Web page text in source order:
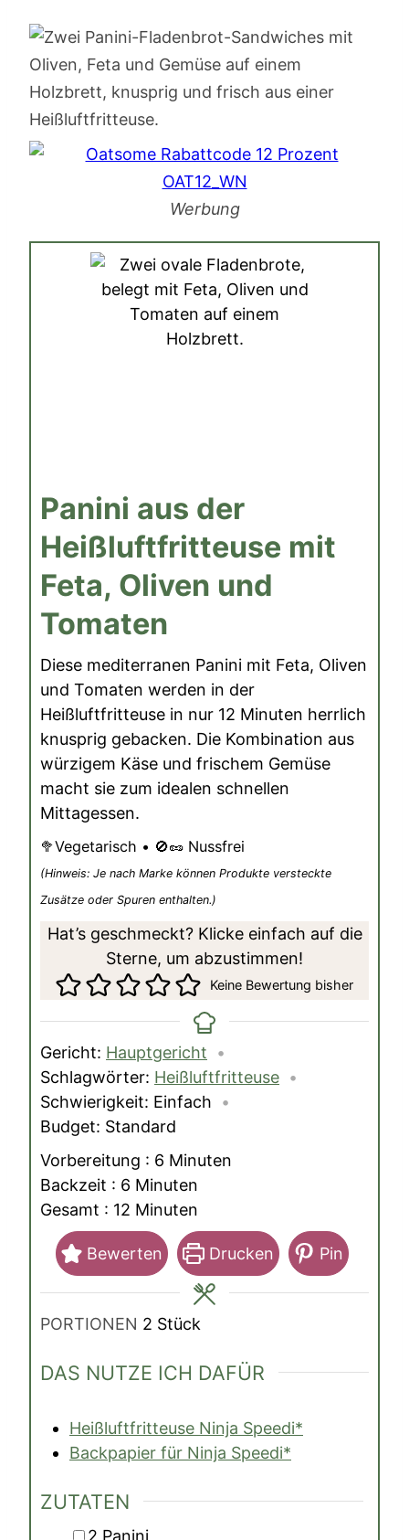
Werbung
Panini aus der
Heißluftfritteuse mit
Feta, Oliven und
Tomaten
Diese mediterranen Panini mit Feta, Oliven
und Tomaten werden in der
Heißluftfritteuse in nur 12 Minuten herrlich
knusprig gebacken. Die Kombination aus
würzigem Käse und frischem Gemüse
macht sie zum idealen schnellen
Mittagessen.
🥦Vegetarisch • 🚫🥜 Nussfrei
(Hinweis: Je nach Marke können Produkte versteckte
Zusätze oder Spuren enthalten.)
Hat’s geschmeckt? Klicke einfach auf die
Sterne, um abzustimmen!
Keine Bewertung bisher
Gericht: Hauptgericht
Schlagwörter: Heißluftfritteuse
Schwierigkeit: Einfach
Budget: Standard
Vorbereitung : 6 Minuten
Minuten
Backzeit : 6 Minuten
Minuten
Gesamt : 12 Minuten
Minuten
Bewerten Drucken Pin
PORTIONEN 2 Stück
DAS NUTZE ICH DAFÜR
Heißluftfritteuse Ninja Speedi*
Backpapier für Ninja Speedi*
ZUTATEN
▢